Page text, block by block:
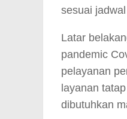
sesuai
Latar
pandemic
pelayanan
layanan
dibutuhkan